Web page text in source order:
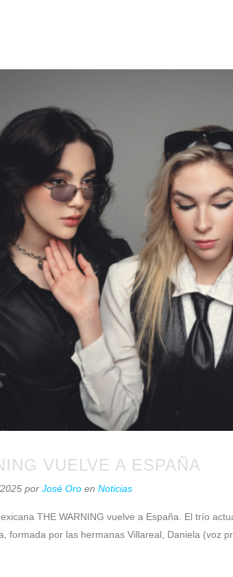
VUELVE A ESPAÑA
por José Oro en Noticias
THE WARNING vuelve a España. El trío
formada por las hermanas Villareal, Daniela (voz